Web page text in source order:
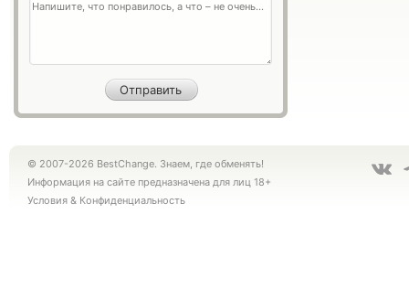
© 2007-2026 BestChange. Знаем, где обменять!
Информация на сайте предназначена для лиц 18+
Условия & Конфиденциальность